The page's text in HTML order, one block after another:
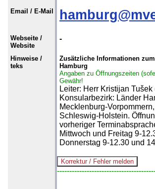
Email / E-Mail
Webseite /
Website
-
Hinweise /
teks
Zusätzliche Informationen
Hamburg
Angaben zu Öffnungszeiten
Gewähr!
Leiter: Herr Kristijan
Konsularbezirk: Länder
Mecklenburg-
Schleswig-Holstein.
vorheriger
Mittwoch und Freitag 9-
Donnerstag 9-12.30 und